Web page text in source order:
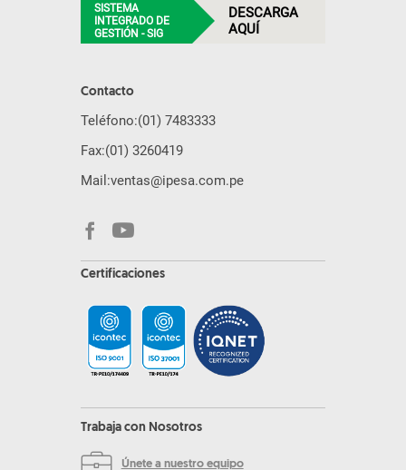
SISTEMA
INTEGRADO DE
GESTIÓN - SIG
DESCARGA
AQUÍ
Contacto
Teléfono:(01) 7483333
Fax:(01) 3260419
Mail:ventas@ipesa.com.pe
Certificaciones
Trabaja con Nosotros
Únete a nuestro equipo